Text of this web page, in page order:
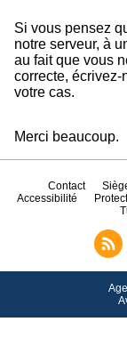
Si vous pensez
notre serveur, à
au fait que vous
correcte, écrivez-
votre cas.
Merci beaucoup.
Contact
Accessibilité